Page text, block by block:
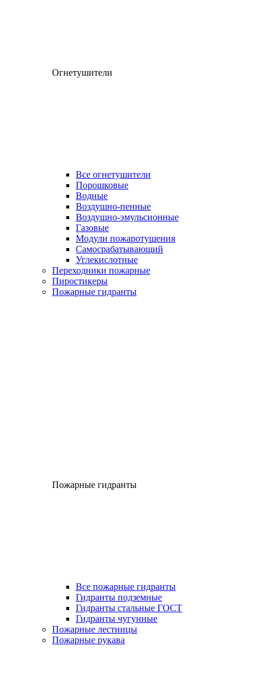
Огнетушители
Все огнетушители
Порошковые
Водные
Воздушно-пенные
Воздушно-эмульсионные
Газовые
Модули пожаротушения
Самосрабатывающий
Углекислотные
Переходники пожарные
Пиростикеры
Пожарные гидранты
Пожарные гидранты
Все пожарные гидранты
Гидранты подземные
Гидранты стальные ГОСТ
Гидранты чугунные
Пожарные лестницы
Пожарные рукава